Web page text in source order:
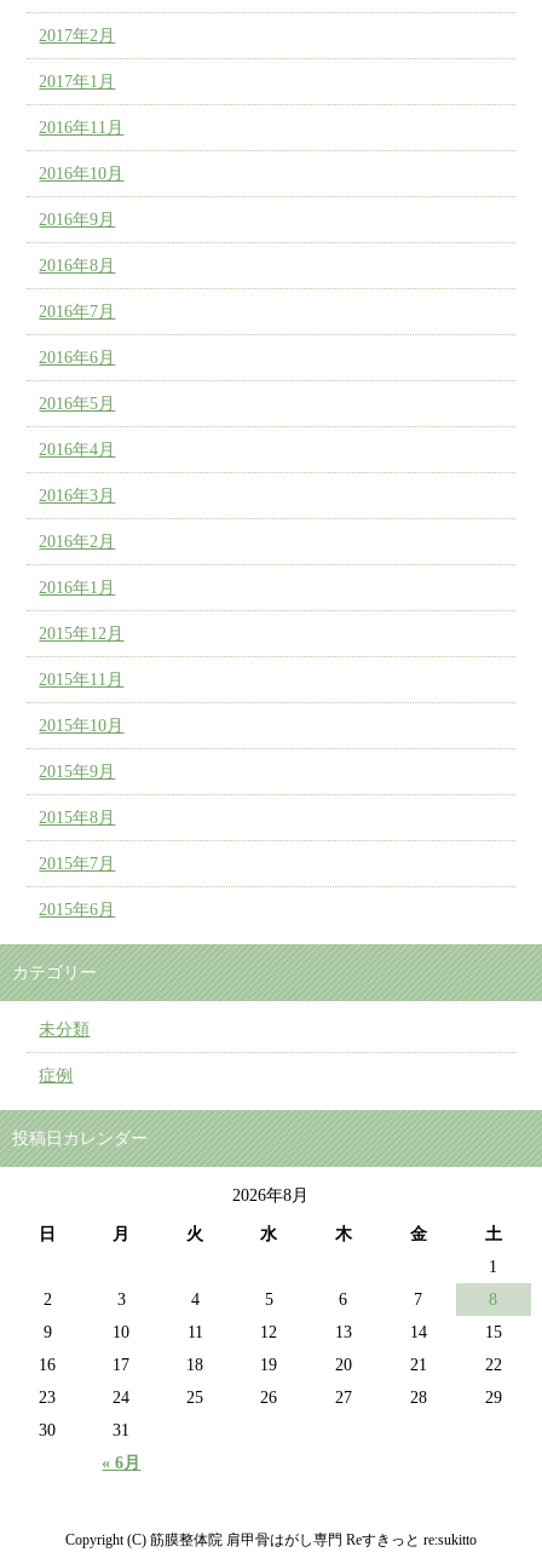
2017年2月
2017年1月
2016年11月
2016年10月
2016年9月
2016年8月
2016年7月
2016年6月
2016年5月
2016年4月
2016年3月
2016年2月
2016年1月
2015年12月
2015年11月
2015年10月
2015年9月
2015年8月
2015年7月
2015年6月
カテゴリー
未分類
症例
投稿日カレンダー
2026年8月
日 月 火 水 木 金 土
« 6月
1
2
3 4 5 6 7
8
9
10 11 12 13 14
15
16
17 18 19 20 21
22
23
24 25 26 27 28
29
30
31
Copyright (C) 筋膜整体院 肩甲骨はがし専門 Reすきっと re:sukitto